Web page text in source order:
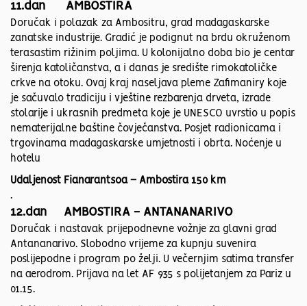
11.dan AMBOSTIRA
Doručak i polazak za Ambositru, grad madagaskarske
zanatske industrije. Gradić je podignut na brdu okruženom
terasastim rižinim poljima. U kolonijalno doba bio je centar
širenja katoličanstva, a i danas je središte rimokatoličke
crkve na otoku. Ovaj kraj naseljava pleme Zafimaniry koje
je sačuvalo tradiciju i vještine rezbarenja drveta, izrade
stolarije i ukrasnih predmeta koje je UNESCO uvrstio u popis
nematerijalne baštine čovječanstva. Posjet radionicama i
trgovinama madagaskarske umjetnosti i obrta. Noćenje u
hotelu
Udaljenost Fianarantsoa – Ambostira 150 km
.
12.dan AMBOSTIRA - ANTANANARIVO
Doručak i nastavak prijepodnevne vožnje za glavni grad
Antananarivo. Slobodno vrijeme za kupnju suvenira
poslijepodne i program po želji. U večernjim satima transfer
na aerodrom. Prijava na let AF 935 s polijetanjem za Pariz u
01.15.